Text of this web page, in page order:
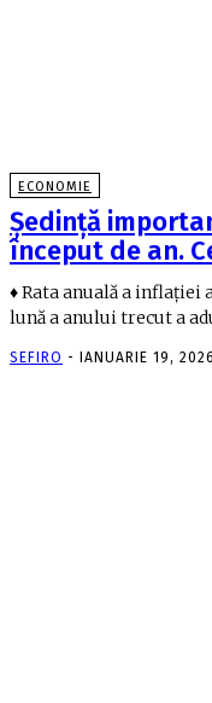
ECONOMIE
Şedinţă
început de an.
♦ Rata anuală a inflaţiei
lună a anului trecut a
SEFIRO - IANUARIE 19, 2026